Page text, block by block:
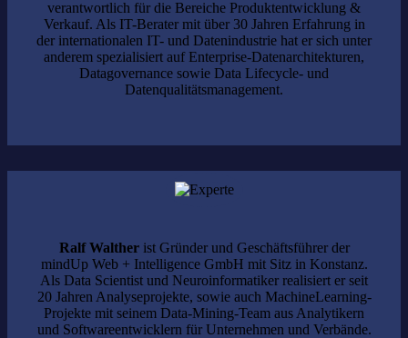
verantwortlich für die Bereiche Produktentwicklung &
Verkauf. Als IT-Berater mit über 30 Jahren Erfahrung in
der internationalen IT- und Datenindustrie hat er sich unter
anderem spezialisiert auf Enterprise-Datenarchitekturen,
Datagovernance sowie Data Lifecycle- und
Datenqualitätsmanagement.
Ralf Waltherist Gründer und Geschäftsführer der
mindUp Web + Intelligence GmbH mit Sitz in Konstanz.
Als Data Scientist und Neuroinformatiker realisiert er seit
20 Jahren Analyseprojekte, sowie auch MachineLearning-
Projekte mit seinem Data-Mining-Team aus Analytikern
und Softwareentwicklern für Unternehmen und Verbände.